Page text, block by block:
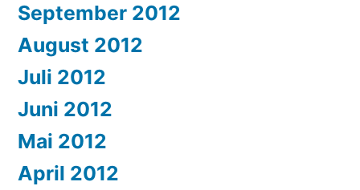
September 2012
August 2012
Juli 2012
Juni 2012
Mai 2012
April 2012